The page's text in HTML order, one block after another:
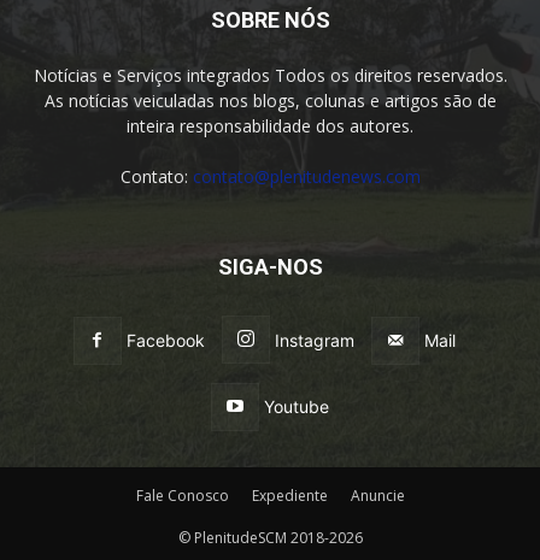
SOBRE NÓS
Notícias e Serviços integrados Todos os direitos reservados.
As notícias veiculadas nos blogs, colunas e artigos são de
inteira responsabilidade dos autores.
Contato: contato@plenitudenews.com
SIGA-NOS
Facebook Instagram Mail
Youtube
Fale Conosco Expediente Anuncie
© PlenitudeSCM 2018-2026